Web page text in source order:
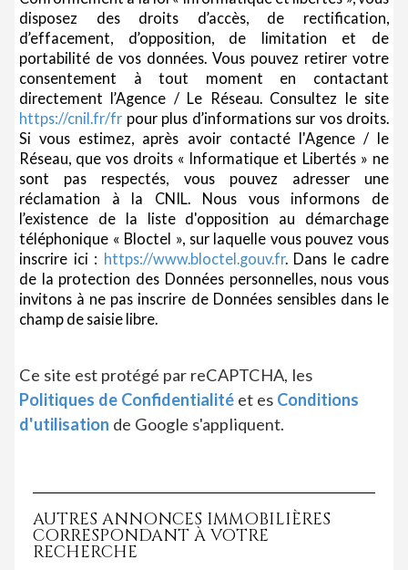
disposez des droits d’accès, de rectification,
d’effacement, d’opposition, de limitation et de
portabilité de vos données. Vous pouvez retirer votre
consentement à tout moment en contactant
directement l’Agence / Le Réseau. Consultez le site
https://cnil.fr/fr pour plus d’informations sur vos droits.
Si vous estimez, après avoir contacté l'Agence / le
Réseau, que vos droits « Informatique et Libertés » ne
sont pas respectés, vous pouvez adresser une
réclamation à la CNIL. Nous vous informons de
l’existence de la liste d'opposition au démarchage
téléphonique « Bloctel », sur laquelle vous pouvez vous
inscrire ici : https://www.bloctel.gouv.fr. Dans le cadre
de la protection des Données personnelles, nous vous
invitons à ne pas inscrire de Données sensibles dans le
champ de saisie libre.
Ce site est protégé par reCAPTCHA, les
Politiques de Confidentialité et es Conditions
d'utilisation de Google s'appliquent.
AUTRES ANNONCES IMMOBILIÈRES
CORRESPONDANT À VOTRE
RECHERCHE